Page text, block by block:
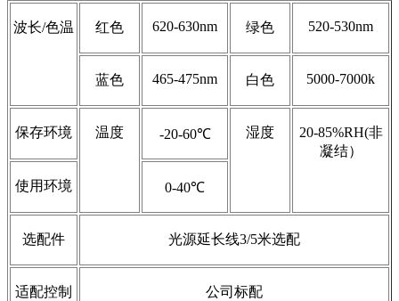
波长/色温 红色 620-630nm 绿色 520-530nm
蓝色 465-475nm 白色 5000-7000k
保存环境 温度 -20-60℃ 湿度
20-85%RH(非
凝结）
使用环境 0-40℃
选配件 光源延长线3/5米选配
适配控制
公司标配